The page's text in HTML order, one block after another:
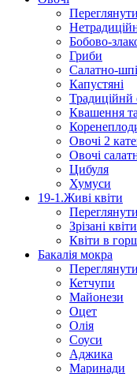
Бобово-
Гриби
Салатно-
Капустяні
Традиційнй
Квашення
Овочі 2
Овочі
Цибуля
Хумуси
19-1.Живі квіти
Зрізані квіти
Квіти в
Бакалія мокра
Кетчупи
Майонези
Оцет
Олія
Соуси
Аджика
Маринади